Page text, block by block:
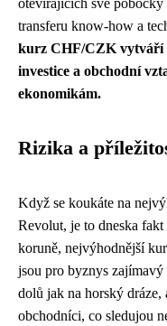
otevírajících své
transferu know-how a
kurz CHF/CZK vytváří
investice a obchodní
ekonomikám.
Rizika a
Když se koukáte na
Revolut, je to dneska
koruně, nejvýhodnější
jsou pro byznys
dolů jak na horský
obchodníci, co sledujou